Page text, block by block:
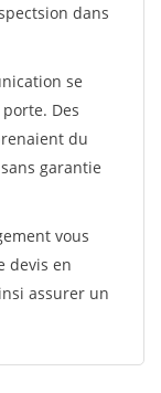
dans
se
Des
du
garantie
vous
devis en
assurer un